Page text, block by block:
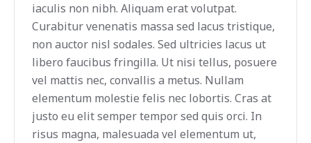
iaculis non nibh. Aliquam erat volutpat.
Curabitur venenatis massa sed lacus tristique,
non auctor nisl sodales. Sed ultricies lacus ut
libero faucibus fringilla. Ut nisi tellus, posuere
vel mattis nec, convallis a metus. Nullam
elementum molestie felis nec lobortis. Cras at
justo eu elit semper tempor sed quis orci. In
risus magna, malesuada vel elementum ut,